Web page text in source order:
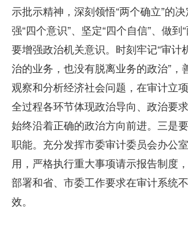
示批示精神，深刻领悟“两个确立”的
强“四个意识”、坚定“四个自信”、做到
要增强政治机关意识。时刻牢记“审计
治的业务，也没有脱离业务的政治”，
观察和分析经济社会问题，在审计立
全过程各环节体现政治导向、政治要
始终沿着正确的政治方向前进。三是
职能。充分发挥市委审计委员会办公
用，严格执行重大事项请示报告制度
部署和省、市委工作要求在审计系统
效。